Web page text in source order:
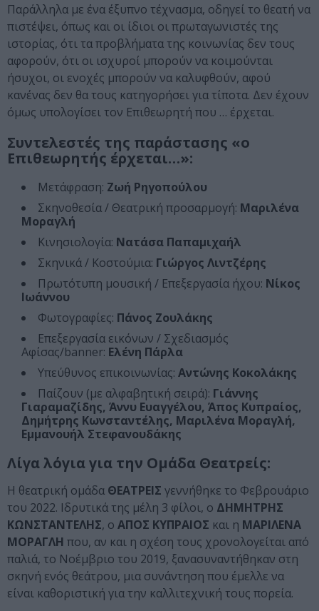
Παράλληλα με ένα έξυπνο τέχνασμα, οδηγεί το θεατή να
πιστέψει, όπως και οι ίδιοι οι πρωταγωνιστές της
ιστορίας, ότι τα προβλήματα της κοινωνίας δεν τους
αφορούν, ότι οι ισχυροί μπορούν να κοιμούνται
ήσυχοι, οι ενοχές μπορούν να καλυφθούν, αφού
κανένας δεν θα τους κατηγορήσει για τίποτα. Δεν έχουν
όμως υπολογίσει τον Επιθεωρητή που … έρχεται.
Συντελεστές της παράστασης «ο
Επιθεωρητής έρχεται…»:
Μετάφραση: Ζωή Ρηγοπούλου
Σκηνοθεσία / Θεατρική προσαρμογή: Μαριλένα
Μοραγλή
Κινησιολογία: Νατάσα Παπαμιχαήλ
Σκηνικά / Κοστούμια: Γιώργος Λιντζέρης
Πρωτότυπη μουσική / Επεξεργασία ήχου: Νίκος
Ιωάννου
Φωτογραφίες: Πάνος Ζουλάκης
Επεξεργασία εικόνων / Σχεδιασμός
Αφίσας/banner: Ελένη Πάρλα
Υπεύθυνος επικοινωνίας: Αντώνης Κοκολάκης
Παίζουν (με αλφαβητική σειρά): Γιάννης
Γιαραμαζίδης, Άννυ Ευαγγέλου, Άπος Κυπραίος,
Δημήτρης Κωνσταντέλης, Μαριλένα Μοραγλή,
Εμμανουήλ Στεφανουδάκης
Λίγα λόγια για την Ομάδα Θεατρείς:
Η θεατρική ομάδα ΘΕΑΤΡΕΙΣ γεννήθηκε το Φεβρουάριο
του 2022. Ιδρυτικά της μέλη 3 φίλοι, ο ΔΗΜΗΤΡΗΣ
ΚΩΝΣΤΑΝΤΕΛΗΣ, ο ΑΠΟΣ ΚΥΠΡΑΙΟΣ και η ΜΑΡΙΛΕΝΑ
ΜΟΡΑΓΛΗ που, αν και η σχέση τους χρονολογείται από
παλιά, το Νοέμβριο του 2019, ξανασυναντήθηκαν στη
σκηνή ενός θεάτρου, μια συνάντηση που έμελλε να
είναι καθοριστική για την καλλιτεχνική τους πορεία.